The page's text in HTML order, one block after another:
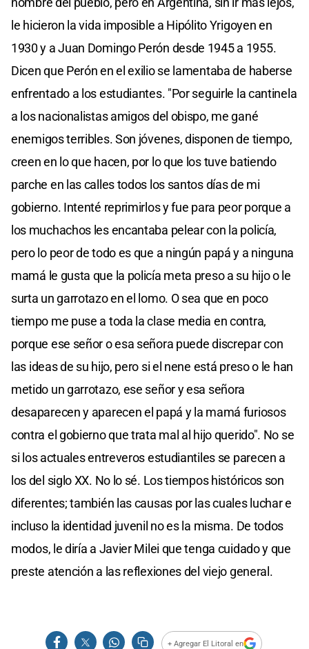
le hicieron la vida imposible a Hipólito Yrigoyen en
1930 y a Juan Domingo Perón desde 1945 a 1955.
Dicen que Perón en el exilio se lamentaba de haberse
enfrentado a los estudiantes. "Por seguirle la cantinela
a los nacionalistas amigos del obispo, me gané
enemigos terribles. Son jóvenes, disponen de tiempo,
creen en lo que hacen, por lo que los tuve batiendo
parche en las calles todos los santos días de mi
gobierno. Intenté reprimirlos y fue para peor porque a
los muchachos les encantaba pelear con la policía,
pero lo peor de todo es que a ningún papá y a ninguna
mamá le gusta que la policía meta preso a su hijo o le
surta un garrotazo en el lomo. O sea que en poco
tiempo me puse a toda la clase media en contra,
porque ese señor o esa señora puede discrepar con
las ideas de su hijo, pero si el nene está preso o le han
metido un garrotazo, ese señor y esa señora
desaparecen y aparecen el papá y la mamá furiosos
contra el gobierno que trata mal al hijo querido". No se
si los actuales entreveros estudiantiles se parecen a
los del siglo XX. No lo sé. Los tiempos históricos son
diferentes; también las causas por las cuales luchar e
incluso la identidad juvenil no es la misma. De todos
modos, le diría a Javier Milei que tenga cuidado y que
preste atención a las reflexiones del viejo general.
+ Agregar El Litoral en